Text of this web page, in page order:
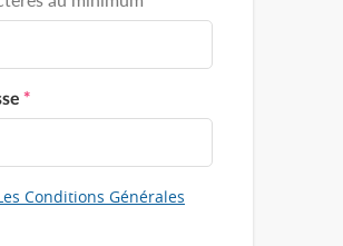
*
Conditions Générales